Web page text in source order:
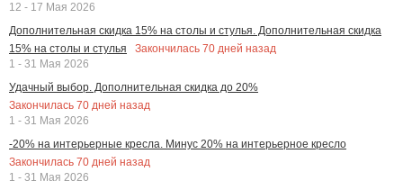
12 - 17 Мая 2026
Дополнительная скидка 15% на столы и стулья. Дополнительная скидка
15% на столы и стулья
Закончилась 70 дней назад
1 - 31 Мая 2026
Удачный выбор. Дополнительная скидка до 20%
Закончилась 70 дней назад
1 - 31 Мая 2026
-20% на интерьерные кресла. Минус 20% на интерьерное кресло
Закончилась 70 дней назад
1 - 31 Мая 2026